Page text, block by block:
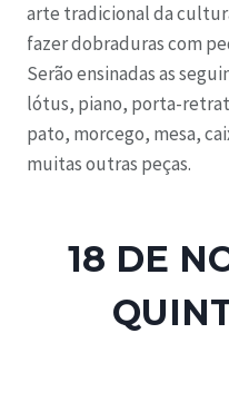
arte tradicional da
fazer dobraduras com
Serão ensinadas as
lótus, piano, porta-
pato, morcego, mesa,
muitas outras peças.
18 DE